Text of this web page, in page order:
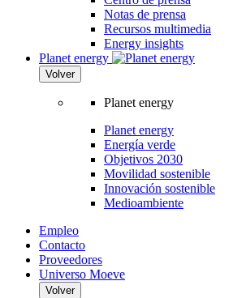
Notas de prensa
Recursos multimedia
Energy insights
Planet energy
Volver
Planet energy
Planet energy
Energía verde
Objetivos 2030
Movilidad sostenible
Innovación sostenible
Medioambiente
Empleo
Contacto
Proveedores
Universo Moeve
Volver